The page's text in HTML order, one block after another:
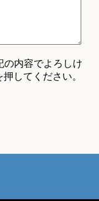
の内容でよろしけ
してください。